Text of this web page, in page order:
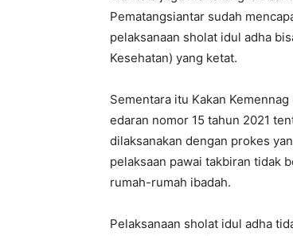
Pematangsiantar sudah
pelaksanaan sholat idul adha
Kesehatan) yang ketat.
Sementara itu Kakan
edaran nomor 15 tahun 2021
dilaksanakan dengan prokes
pelaksaan pawai takbiran tidak
rumah-rumah ibadah.
Pelaksanaan sholat idul adha